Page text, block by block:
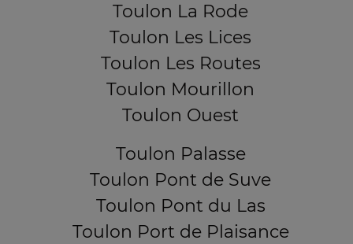
Toulon La Rode
Toulon Les Lices
Toulon Les Routes
Toulon Mourillon
Toulon Ouest
Toulon Palasse
Toulon Pont de Suve
Toulon Pont du Las
Toulon Port de Plaisance